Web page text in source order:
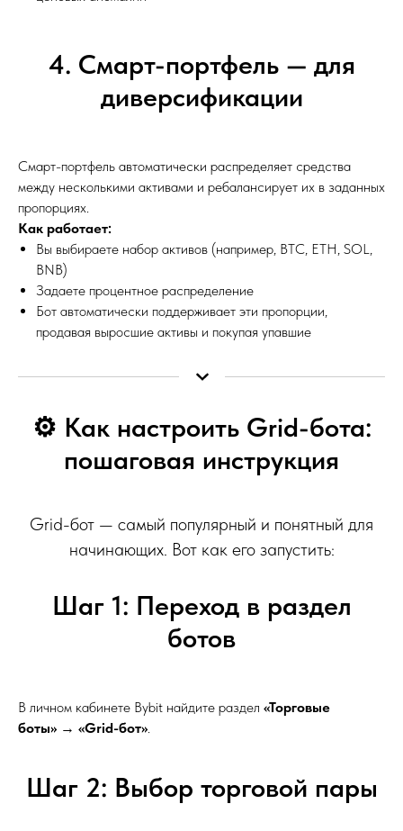
4. Смарт-портфель — для
диверсификации
Смарт-портфель автоматически распределяет средства
между несколькими активами и ребалансирует их в заданных
пропорциях.
Как работает:
Вы выбираете набор активов (например, BTC, ETH, SOL,
BNB)
Задаете процентное распределение
Бот автоматически поддерживает эти пропорции,
продавая выросшие активы и покупая упавшие
⚙️ Как настроить Grid-бота:
пошаговая инструкция
Grid-бот — самый популярный и понятный для
начинающих. Вот как его запустить:
Шаг 1: Переход в раздел
ботов
В личном кабинете Bybit найдите раздел «Торговые
боты» → «Grid-бот».
Шаг 2: Выбор торговой пары